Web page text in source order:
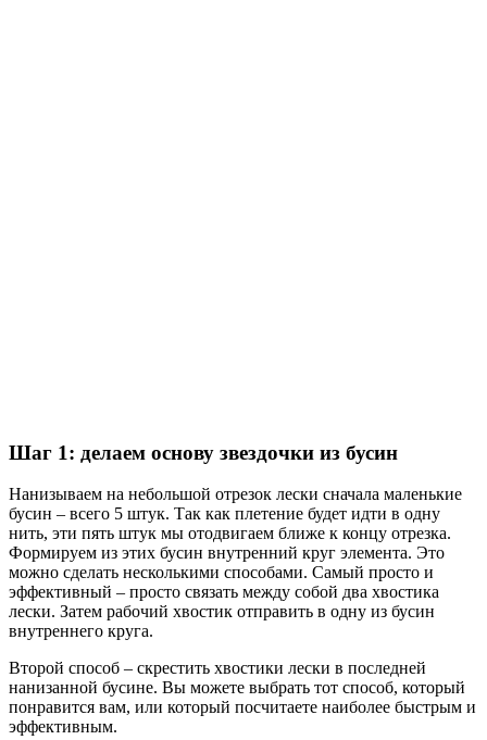
Шаг 1: делаем основу звездочки из бусин
Нанизываем на небольшой отрезок лески сначала маленькие
бусин – всего 5 штук. Так как плетение будет идти в одну
нить, эти пять штук мы отодвигаем ближе к концу отрезка.
Формируем из этих бусин внутренний круг элемента. Это
можно сделать несколькими способами. Самый просто и
эффективный – просто связать между собой два хвостика
лески. Затем рабочий хвостик отправить в одну из бусин
внутреннего круга.
Второй способ – скрестить хвостики лески в последней
нанизанной бусине. Вы можете выбрать тот способ, который
понравится вам, или который посчитаете наиболее быстрым и
эффективным.